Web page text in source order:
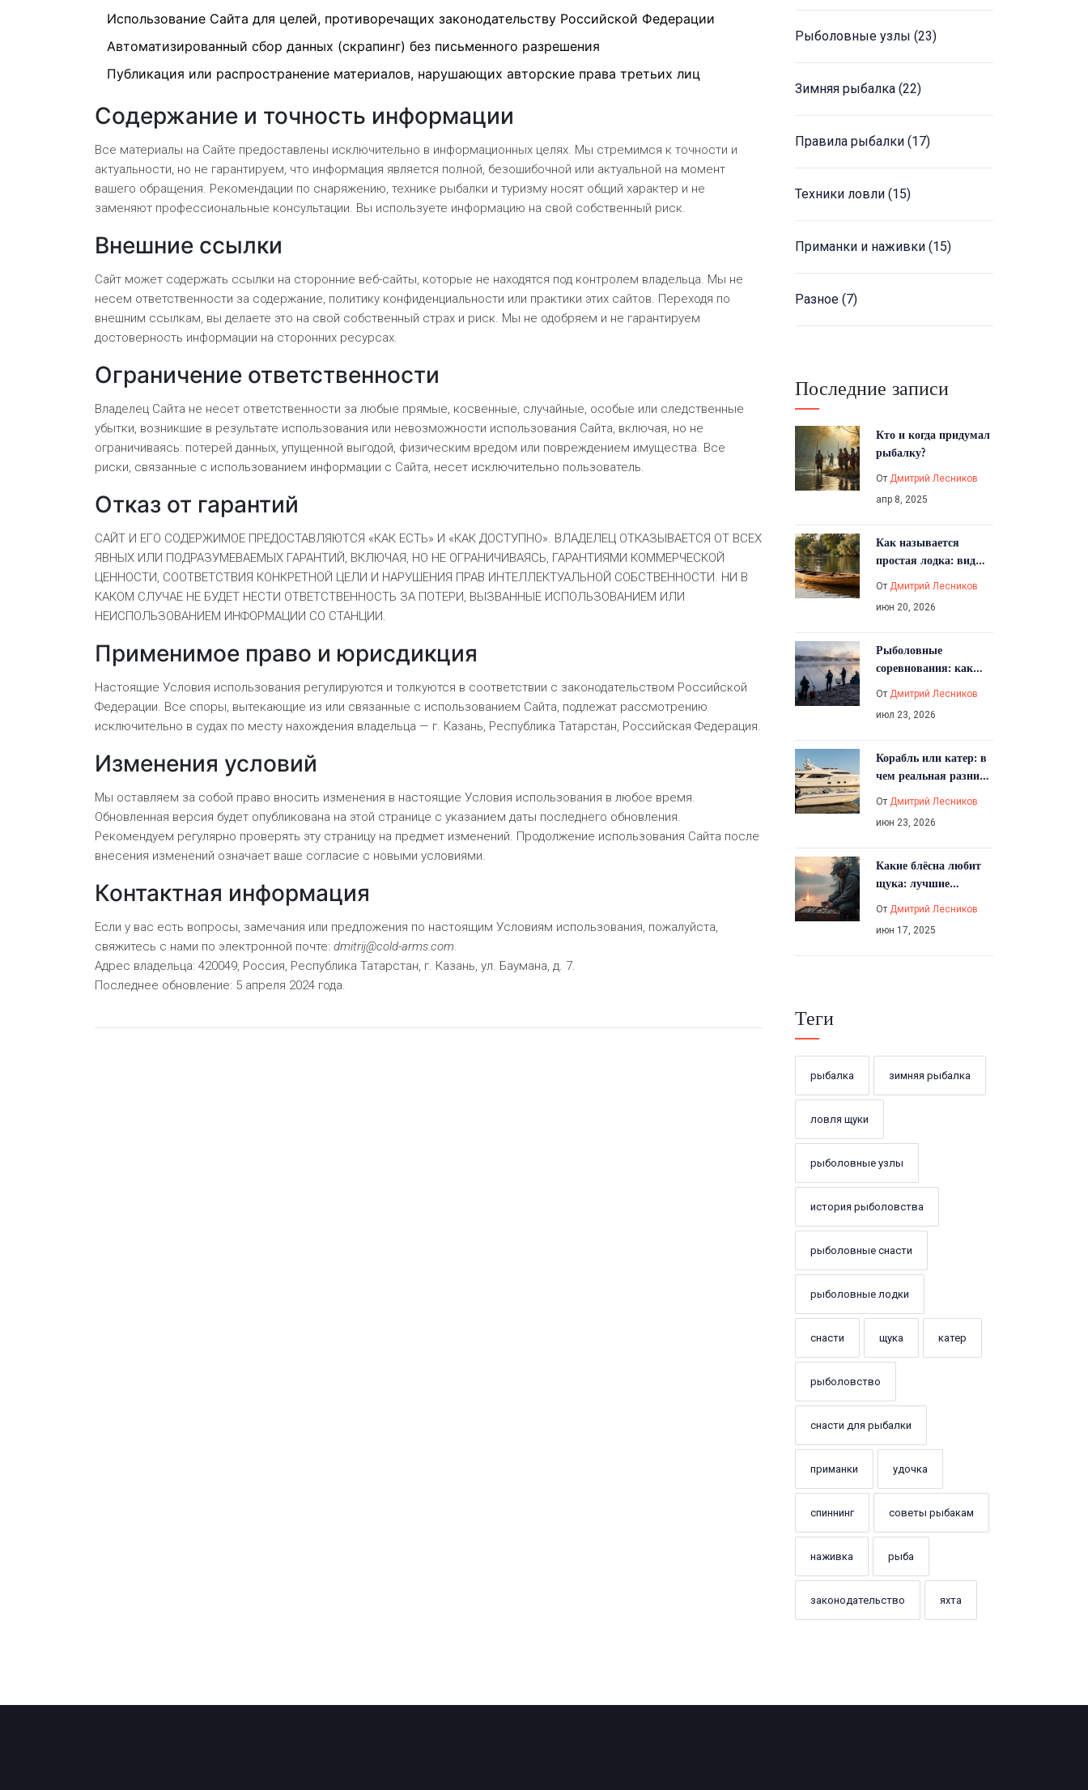
Использование Сайта для целей, противоречащих законодательству Российской Федерации
Автоматизированный сбор данных (скрапинг) без письменного разрешения
Публикация или распространение материалов, нарушающих авторские права третьих лиц
Содержание и точность информации
Все материалы на Сайте предоставлены исключительно в информационных целях. Мы стремимся к точности и
актуальности, но не гарантируем, что информация является полной, безошибочной или актуальной на момент
вашего обращения. Рекомендации по снаряжению, технике рыбалки и туризму носят общий характер и не
заменяют профессиональные консультации. Вы используете информацию на свой собственный риск.
Внешние ссылки
Сайт может содержать ссылки на сторонние веб-сайты, которые не находятся под контролем владельца. Мы не
несем ответственности за содержание, политику конфиденциальности или практики этих сайтов. Переходя по
внешним ссылкам, вы делаете это на свой собственный страх и риск. Мы не одобряем и не гарантируем
достоверность информации на сторонних ресурсах.
Ограничение ответственности
Владелец Сайта не несет ответственности за любые прямые, косвенные, случайные, особые или следственные
убытки, возникшие в результате использования или невозможности использования Сайта, включая, но не
ограничиваясь: потерей данных, упущенной выгодой, физическим вредом или повреждением имущества. Все
риски, связанные с использованием информации с Сайта, несет исключительно пользователь.
Отказ от гарантий
САЙТ И ЕГО СОДЕРЖИМОЕ ПРЕДОСТАВЛЯЮТСЯ «КАК ЕСТЬ» И «КАК ДОСТУПНО». ВЛАДЕЛЕЦ ОТКАЗЫВАЕТСЯ ОТ ВСЕХ
ЯВНЫХ ИЛИ ПОДРАЗУМЕВАЕМЫХ ГАРАНТИЙ, ВКЛЮЧАЯ, НО НЕ ОГРАНИЧИВАЯСЬ, ГАРАНТИЯМИ КОММЕРЧЕСКОЙ
ЦЕННОСТИ, СООТВЕТСТВИЯ КОНКРЕТНОЙ ЦЕЛИ И НАРУШЕНИЯ ПРАВ ИНТЕЛЛЕКТУАЛЬНОЙ СОБСТВЕННОСТИ. НИ В
КАКОМ СЛУЧАЕ НЕ БУДЕТ НЕСТИ ОТВЕТСТВЕННОСТЬ ЗА ПОТЕРИ, ВЫЗВАННЫЕ ИСПОЛЬЗОВАНИЕМ ИЛИ
НЕИСПОЛЬЗОВАНИЕМ ИНФОРМАЦИИ СО СТАНЦИИ.
Применимое право и юрисдикция
Настоящие Условия использования регулируются и толкуются в соответствии с законодательством Российской
Федерации. Все споры, вытекающие из или связанные с использованием Сайта, подлежат рассмотрению
исключительно в судах по месту нахождения владельца — г. Казань, Республика Татарстан, Российская Федерация.
Изменения условий
Мы оставляем за собой право вносить изменения в настоящие Условия использования в любое время.
Обновленная версия будет опубликована на этой странице с указанием даты последнего обновления.
Рекомендуем регулярно проверять эту страницу на предмет изменений. Продолжение использования Сайта после
внесения изменений означает ваше согласие с новыми условиями.
Контактная информация
Если у вас есть вопросы, замечания или предложения по настоящим Условиям использования, пожалуйста,
свяжитесь с нами по электронной почте: dmitrij@cold-arms.com.
Адрес владельца: 420049, Россия, Республика Татарстан, г. Казань, ул. Баумана, д. 7.
Последнее обновление: 5 апреля 2024 года.
Рыболовные узлы (23)
Зимняя рыбалка (22)
Правила рыбалки (17)
Техники ловли (15)
Приманки и наживки (15)
Разное (7)
Последние записи
Кто и когда придумал
рыбалку?
От Дмитрий Лесников
апр 8, 2025
Как называется
простая лодка: виды,
новичков
От Дмитрий Лесников
июн 20, 2026
Рыболовные
соревнования: как
виды и правила
От Дмитрий Лесников
июл 23, 2026
Корабль или катер: в
чем реальная разница
От Дмитрий Лесников
июн 23, 2026
Какие блёсна любит
щука: лучшие
успешной рыбалки
От Дмитрий Лесников
июн 17, 2025
Теги
рыбалка зимняя рыбалка
ловля щуки
рыболовные узлы
история рыболовства
рыболовные снасти
рыболовные лодки
снасти щука катер
рыболовство
снасти для рыбалки
приманки удочка
спиннинг советы рыбакам
наживка рыба
законодательство яхта